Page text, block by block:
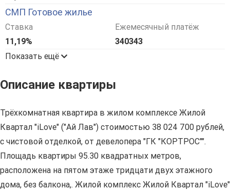
СМП Готовое жилье
Ставка
11,19%
Ежемесячный платёж
340343
Показать ещё
Описание квартиры
Трёхкомнатная квартира в жилом комплексе Жилой
Квартал "iLove" ("Ай Лав") стоимостью 38 024 700 рублей,
с чистовой отделкой, от девелопера "ГК "КОРТРОС"".
Площадь квартиры 95.30 квадратных метров,
расположена на пятом этаже тридцати двух этажного
дома, без балкона,. Жилой комплекс Жилой Квартал "iLove"